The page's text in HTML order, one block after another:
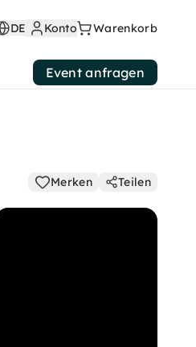
DE Konto Warenkorb
Event anfragen
Merken Teilen